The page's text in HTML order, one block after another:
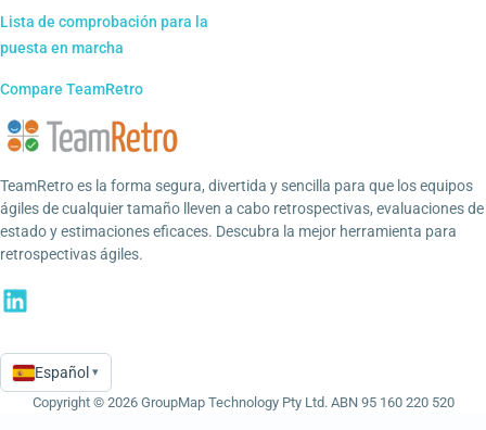
Lista de comprobación para la
puesta en marcha
Compare TeamRetro
TeamRetro es la forma segura, divertida y sencilla para que los equipos
ágiles de cualquier tamaño lleven a cabo retrospectivas, evaluaciones de
estado y estimaciones eficaces. Descubra la mejor herramienta para
retrospectivas ágiles.
Language
Español ▾
Copyright © 2026 GroupMap Technology Pty Ltd. ABN 95 160 220 520